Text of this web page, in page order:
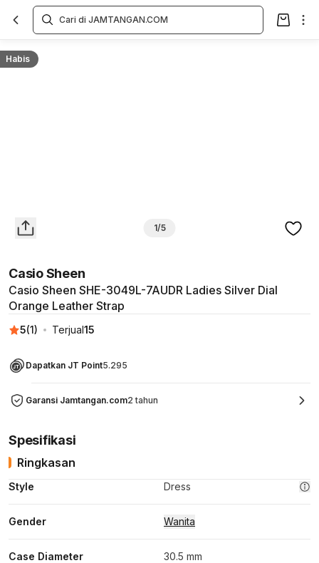
Habis
1/5
Casio Sheen
Casio Sheen SHE-3049L-7AUDR Ladies Silver Dial
Orange Leather Strap
5(1) Terjual15
Dapatkan JT Point5.295
Garansi Jamtangan.com2 tahun
Overview
Spesifikasi
Ringkasan
Style Dress
Gender Wanita
Case Diameter 30.5 mm